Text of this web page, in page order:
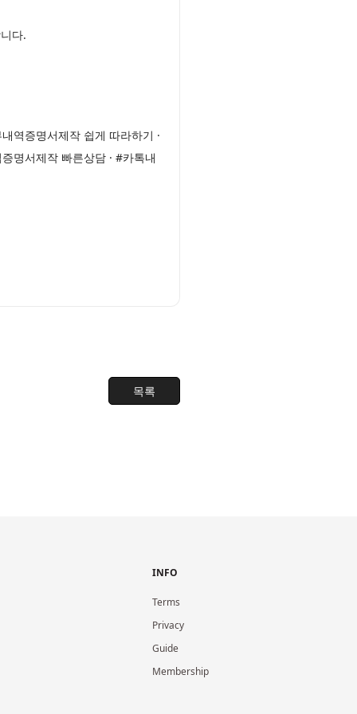
다.
역증명서제작 쉽게 따라하기 ·
명서제작 빠른상담 · #카톡내
목록
INFO
Terms
Privacy
Guide
Membership